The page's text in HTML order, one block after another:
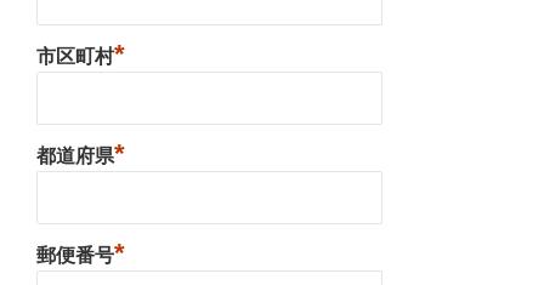
市区町村*
都道府県*
郵便番号*